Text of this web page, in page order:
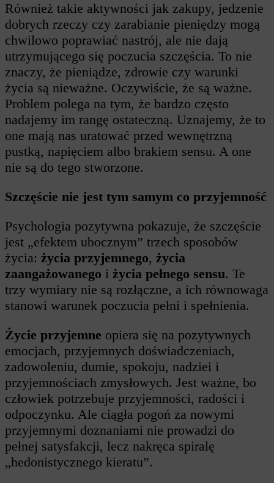
Również takie aktywności jak zakupy, jedzenie
dobrych rzeczy czy zarabianie pieniędzy mogą
chwilowo poprawiać nastrój, ale nie dają
utrzymującego się poczucia szczęścia. To nie
znaczy, że pieniądze, zdrowie czy warunki
życia są nieważne. Oczywiście, że są ważne.
Problem polega na tym, że bardzo często
nadajemy im rangę ostateczną. Uznajemy, że to
one mają nas uratować przed wewnętrzną
pustką, napięciem albo brakiem sensu. A one
nie są do tego stworzone.
Szczęście nie jest tym samym co przyjemność
Psychologia pozytywna pokazuje, że szczęście
jest „efektem ubocznym” trzech sposobów
życia: życia przyjemnego, życia
zaangażowanego i życia pełnego sensu. Te
trzy wymiary nie są rozłączne, a ich równowaga
stanowi warunek poczucia pełni i spełnienia.
Życie przyjemne opiera się na pozytywnych
emocjach, przyjemnych doświadczeniach,
zadowoleniu, dumie, spokoju, nadziei i
przyjemnościach zmysłowych. Jest ważne, bo
człowiek potrzebuje przyjemności, radości i
odpoczynku. Ale ciągła pogoń za nowymi
przyjemnymi doznaniami nie prowadzi do
pełnej satysfakcji, lecz nakręca spiralę
„hedonistycznego kieratu”.